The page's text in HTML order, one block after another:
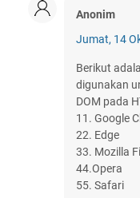
Anonim
Jumat, 14
Berikut
digunakan
DOM pada
11. Google
22. Edge
33. Mozilla
44.Opera
55. Safari